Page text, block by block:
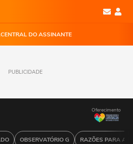
CENTRAL DO ASSINANTE
PUBLICIDADE
OBSERVATÓRIO G RAZÕES PARA
Oferecimento